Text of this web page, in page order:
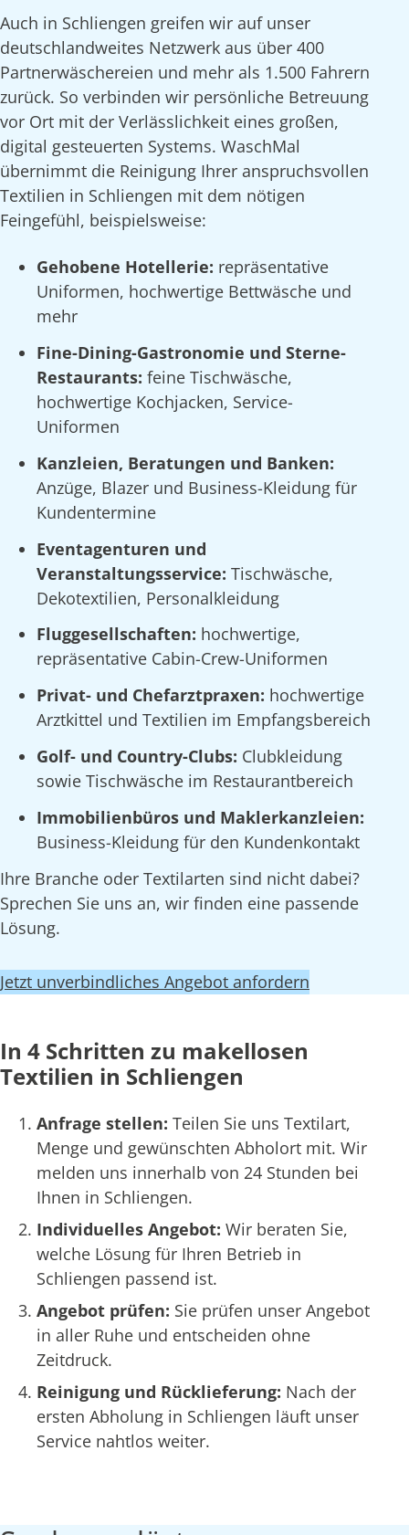
Auch in Schliengen greifen wir auf unser
deutschlandweites Netzwerk aus über 400
Partnerwäschereien und mehr als 1.500 Fahrern
zurück. So verbinden wir persönliche Betreuung
vor Ort mit der Verlässlichkeit eines großen,
digital gesteuerten Systems. WaschMal
übernimmt die Reinigung Ihrer anspruchsvollen
Textilien in Schliengen mit dem nötigen
Feingefühl, beispielsweise:
Gehobene Hotellerie: repräsentative
Uniformen, hochwertige Bettwäsche und
mehr
Fine-Dining-Gastronomie und Sterne-
Restaurants: feine Tischwäsche,
hochwertige Kochjacken, Service-
Uniformen
Kanzleien, Beratungen und Banken:
Anzüge, Blazer und Business-Kleidung für
Kundentermine
Eventagenturen und
Veranstaltungsservice: Tischwäsche,
Dekotextilien, Personalkleidung
Fluggesellschaften: hochwertige,
repräsentative Cabin-Crew-Uniformen
Privat- und Chefarztpraxen: hochwertige
Arztkittel und Textilien im Empfangsbereich
Golf- und Country-Clubs: Clubkleidung
sowie Tischwäsche im Restaurantbereich
Immobilienbüros und Maklerkanzleien:
Business-Kleidung für den Kundenkontakt
Ihre Branche oder Textilarten sind nicht dabei?
Sprechen Sie uns an, wir finden eine passende
Lösung.
Jetzt unverbindliches Angebot anfordern
In 4 Schritten zu makellosen
Textilien in Schliengen
Anfrage stellen: Teilen Sie uns Textilart,
Menge und gewünschten Abholort mit. Wir
melden uns innerhalb von 24 Stunden bei
Ihnen in Schliengen.
Individuelles Angebot: Wir beraten Sie,
welche Lösung für Ihren Betrieb in
Schliengen passend ist.
Angebot prüfen: Sie prüfen unser Angebot
in aller Ruhe und entscheiden ohne
Zeitdruck.
Reinigung und Rücklieferung: Nach der
ersten Abholung in Schliengen läuft unser
Service nahtlos weiter.